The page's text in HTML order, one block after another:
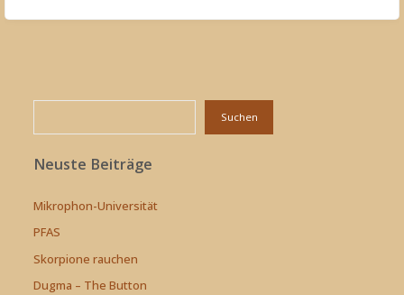
Suchen
Neuste Beiträge
Mikrophon-Universität
PFAS
Skorpione rauchen
Dugma – The Button